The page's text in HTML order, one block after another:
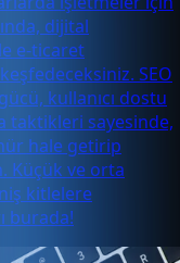
dijital
e-ticaret
SEO
kullanıcı dostu
taktikleri sayesinde,
hale getirip
Küçük ve orta
kitlelere
burada!